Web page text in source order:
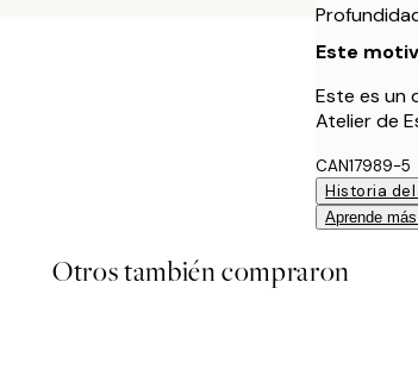
Este
Este es un
Atelier de
CAN17989-5
Historia
Aprende
Otros también compraron